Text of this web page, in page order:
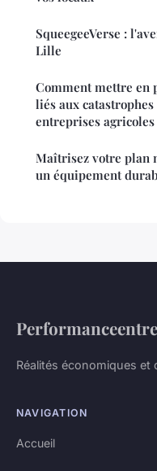
SqueegeeVerse :
Lille
Comment mettre en
liés aux
entreprises agricoles
Maîtrisez votre plan
un équipement
Réalités économiques
NAVIGATION
Accueil